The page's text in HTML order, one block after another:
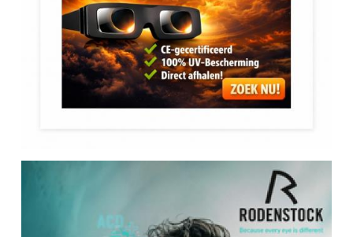
eclipsbril zonsverduistering